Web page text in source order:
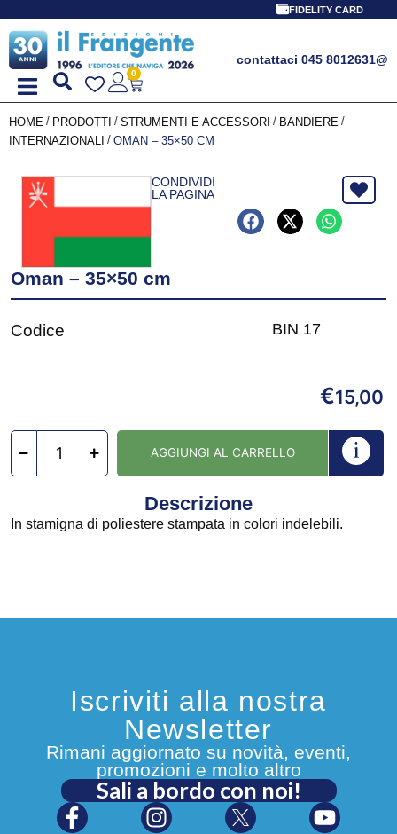
FIDELITY CARD
contattaci 045 8012631@
0
HOME / PRODOTTI / STRUMENTI E ACCESSORI / BANDIERE /
INTERNAZIONALI
/ OMAN – 35×50 CM
CONDIVIDI
LA PAGINA
Oman – 35×50 cm
Codice BIN 17
€15,00
AGGIUNGI AL CARRELLO
Descrizione
In stamigna di poliestere stampata in colori indelebili.
Iscriviti alla nostra
Newsletter
Rimani aggiornato su novità, eventi,
promozioni e molto altro
Sali a bordo con noi!